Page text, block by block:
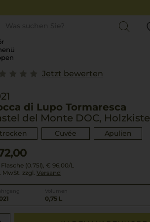
Jetzt bewerten
di Lupo Tormaresca
del Monte DOC, Holzkiste
trocken Cuvée Apulien
(0.75l), € 96,00/L
MwSt. zzgl. Versand
0,75 L